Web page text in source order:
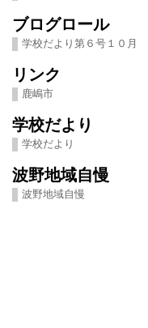
ブログロール
学校だより第６号１０月
リンク
鹿嶋市
学校だより
学校だより
波野地域自慢
波野地域自慢